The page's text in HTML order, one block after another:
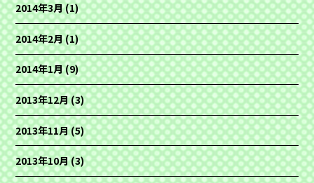
2014年3月(1)
2014年2月(1)
2014年1月(9)
2013年12月(3)
2013年11月(5)
2013年10月(3)